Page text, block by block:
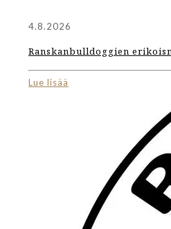
4.8.2026
Ranskanbulldoggien
Lue lisää